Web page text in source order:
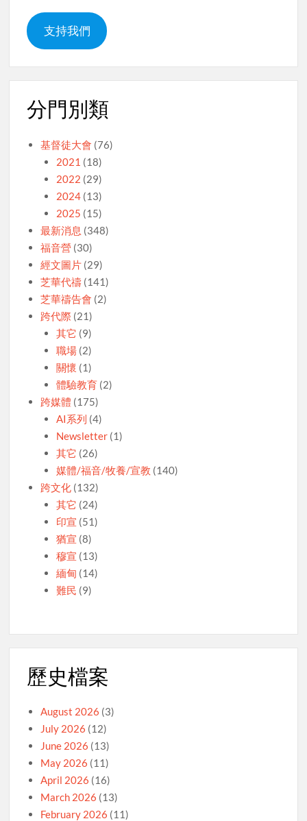
支持我們
分門別類
基督徒大會 (76)
2021 (18)
2022 (29)
2024(13)
2025 (15)
最新消息 (348)
福音營 (30)
經文圖片 (29)
芝華代禱 (141)
芝華禱告會 (2)
跨代際 (21)
其它 (9)
職場(2)
關懷 (1)
體驗教育(2)
跨媒體 (175)
AI系列 (4)
Newsletter(1)
其它 (26)
媒體/福音/牧養/宣教 (140)
跨文化 (132)
其它 (24)
印宣 (51)
猶宣 (8)
穆宣 (13)
緬甸 (14)
難民 (9)
歷史檔案
August 2026 (3)
July 2026 (12)
June 2026 (13)
May 2026 (11)
April 2026 (16)
March 2026 (13)
February 2026 (11)